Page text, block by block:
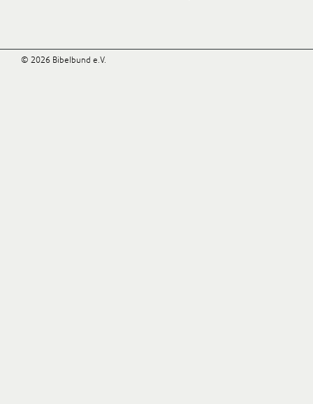
© 2026 Bibelbund e.V.